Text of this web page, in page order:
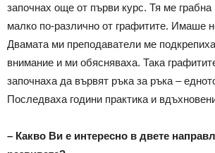
започнах още от първи курс. Тя ме
малко по-различно от графитите. Имаше
Двамата ми преподаватели ме
внимание и ми обясняваха. Така
започнаха да вървят ръка за ръка –
Последваха години практика и
– Какво Ви е интересно в двете